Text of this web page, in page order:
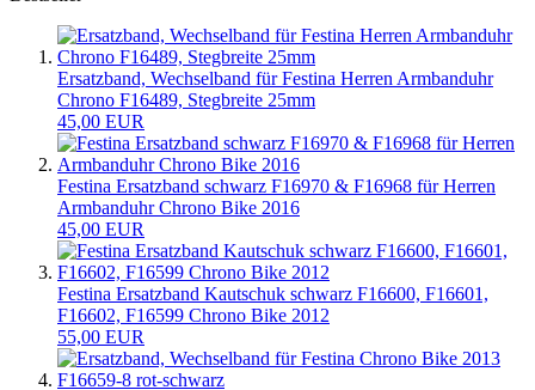
Ersatzband, Wechselband für Festina Herren Armbanduhr
Chrono F16489, Stegbreite 25mm
45,00 EUR
Festina Ersatzband schwarz F16970 & F16968 für Herren
Armbanduhr Chrono Bike 2016
45,00 EUR
Festina Ersatzband Kautschuk schwarz F16600, F16601,
F16602, F16599 Chrono Bike 2012
55,00 EUR